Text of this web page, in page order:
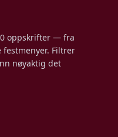
oppskrifter — fra
Filtrer
nøyaktig det